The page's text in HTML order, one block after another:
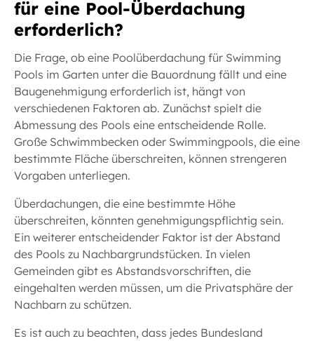
für eine Pool-Überdachung
erforderlich?
Die Frage, ob eine Poolüberdachung für Swimming
Pools im Garten unter die Bauordnung fällt und eine
Baugenehmigung erforderlich ist, hängt von
verschiedenen Faktoren ab. Zunächst spielt die
Abmessung des Pools eine entscheidende Rolle.
Große Schwimmbecken oder Swimmingpools, die eine
bestimmte Fläche überschreiten, können strengeren
Vorgaben unterliegen.
Überdachungen, die eine bestimmte Höhe
überschreiten, könnten genehmigungspflichtig sein.
Ein weiterer entscheidender Faktor ist der Abstand
des Pools zu Nachbargrundstücken. In vielen
Gemeinden gibt es Abstandsvorschriften, die
eingehalten werden müssen, um die Privatsphäre der
Nachbarn zu schützen.
Es ist auch zu beachten, dass jedes Bundesland